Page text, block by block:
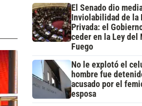
El Senado dio
Inviolabilidad de la
Privada: el
ceder en la Ley del
Fuego
No le explotó el
hombre fue
acusado por el
esposa